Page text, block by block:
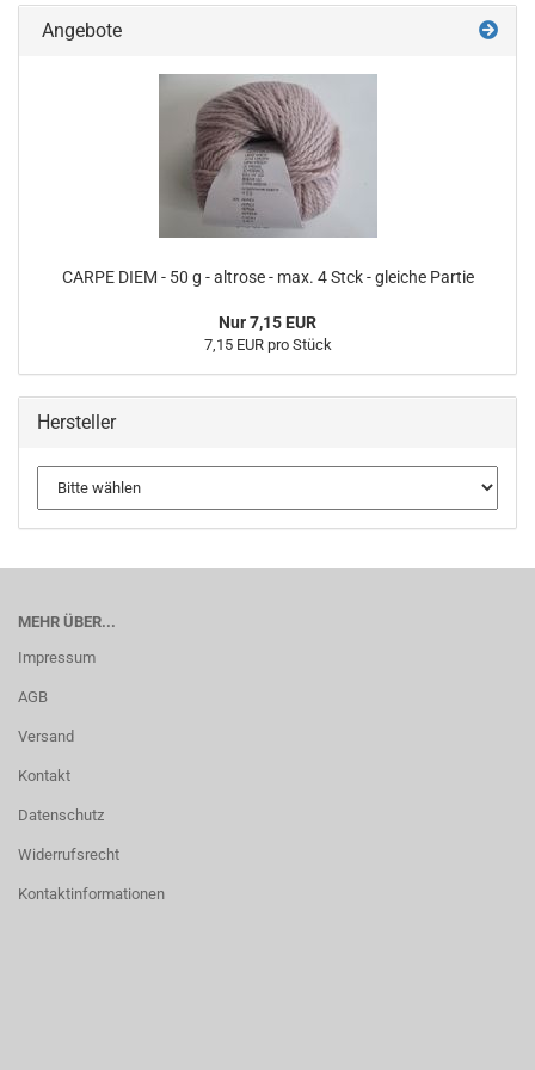
Angebote
CARPE DIEM - 50 g - altrose - max. 4 Stck - gleiche Partie
Nur 7,15 EUR
7,15 EUR pro Stück
Hersteller
MEHR ÜBER...
Impressum
AGB
Versand
Kontakt
Datenschutz
Widerrufsrecht
Kontaktinformationen